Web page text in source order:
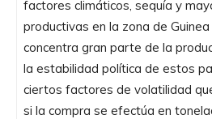
factores climáticos, sequía y
productivas en la zona de
concentra gran parte de la
la estabilidad política de estos
ciertos factores de volatilidad
si la compra se efectúa en